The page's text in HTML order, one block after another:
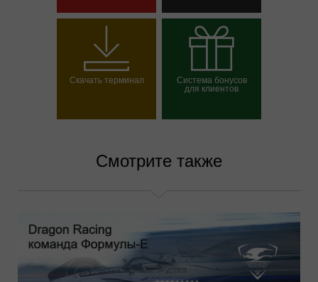
счет Открыть демосчет
Скачать терминал Система бонусов
для клиентов
Смотрите также